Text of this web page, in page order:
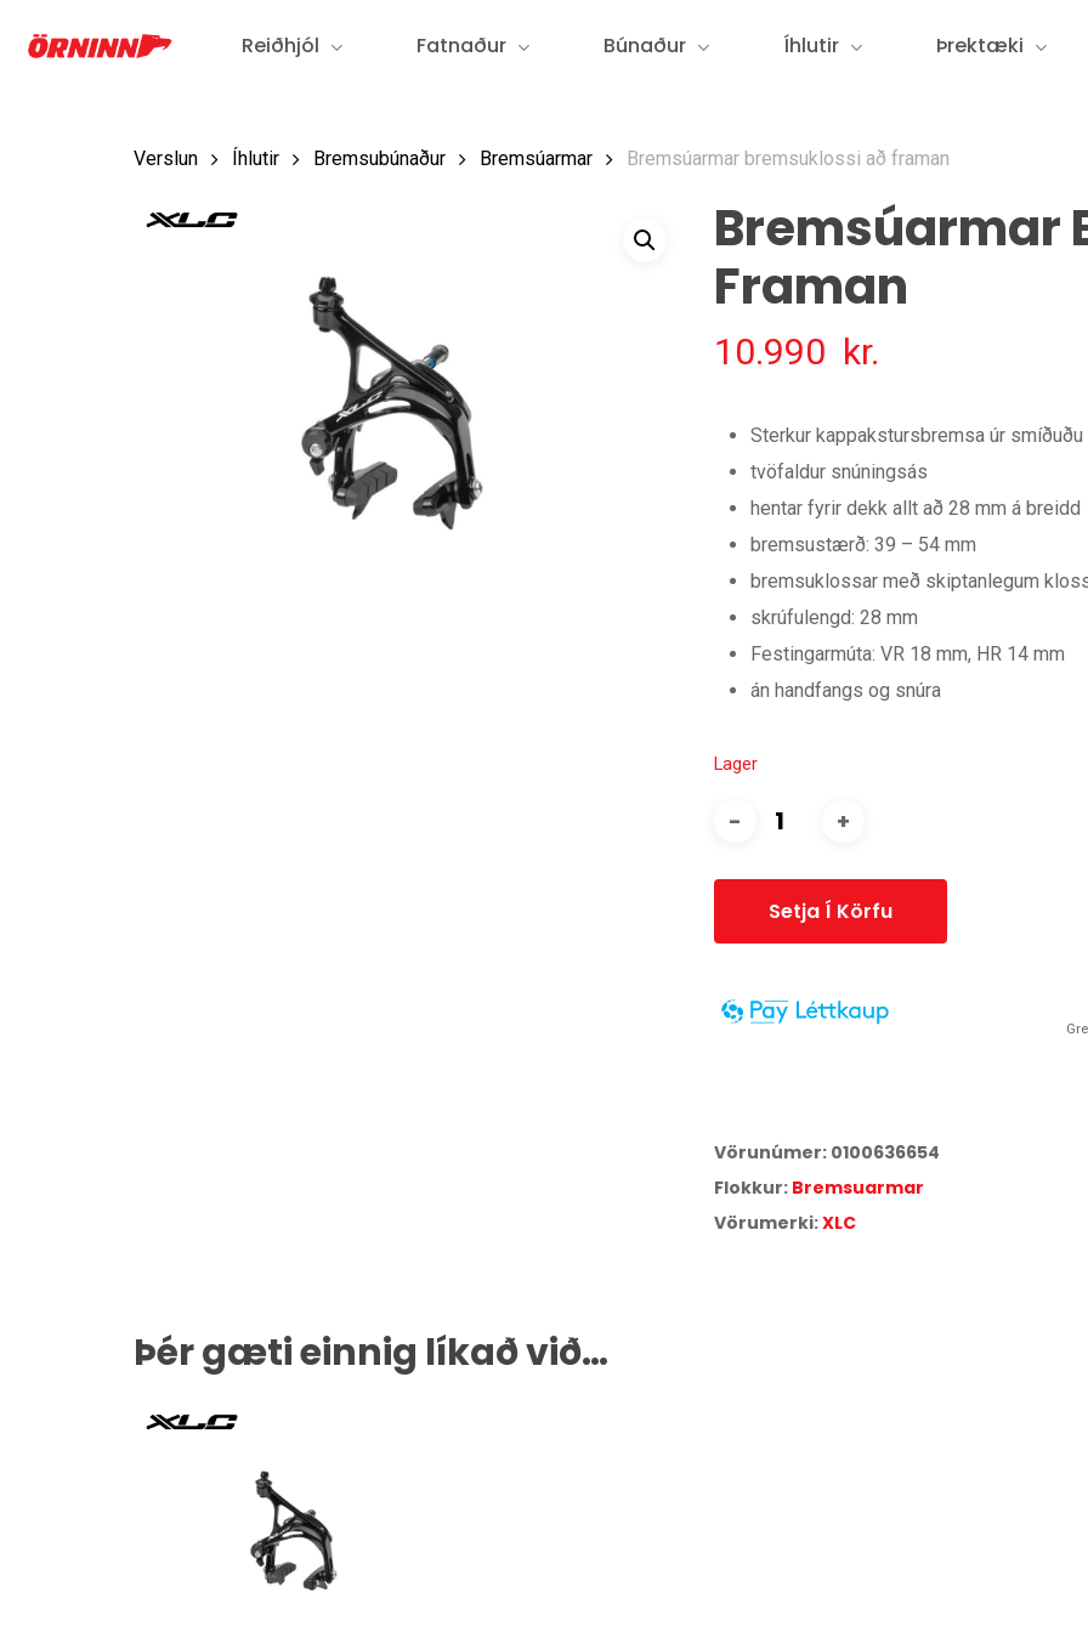
Reiðhjól Fatnaður Búnaður Íhlutir Þrektæki
Verslun Íhlutir Bremsubúnaður Bremsúarmar Bremsúarmar bremsuklossi að framan
Bremsúarmar
Framan
10.990 kr.
Sterkur kappakstursbremsa úr smíðuðu
tvöfaldur snúningsás
hentar fyrir dekk allt að 28 mm á breidd
bremsustærð: 39 – 54 mm
bremsuklossar með skiptanlegum
skrúfulengd: 28 mm
Festingarmúta: VR 18 mm, HR 14 mm
án handfangs og snúra
Lager
Setja Í Körfu
Vörunúmer: 0100636654
Flokkur: Bremsuarmar
Vörumerki:XLC
Þér gæti einnig líkað við…